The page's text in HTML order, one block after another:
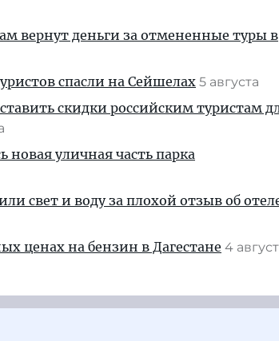
вернут деньги за отмененные туры в
спасли на Сейшелах 5 августа
скидки российским туристам
уличная часть парка
свет и воду за плохой отзыв об
ценах на бензин в Дагестане 4